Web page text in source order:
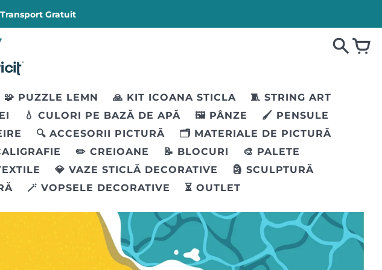
Transport Gratuit
🧩 PUZZLE LEMN 🙏 KIT ICOANA STICLA
🧵 STRING ART
💧 CULORI PE BAZĂ DE APĂ 🖼️ PÂNZE
🖌️ PENSULE
🔍 ACCESORII PICTURĂ
🗂️ MATERIALE DE PICTURĂ
✏️ CREIOANE 📝 BLOCURI
🎨 PALETE
💎 VAZE STICLĂ DECORATIVE
🗿 SCULPTURĂ
🪄 VOPSELE DECORATIVE ⏳ OUTLET